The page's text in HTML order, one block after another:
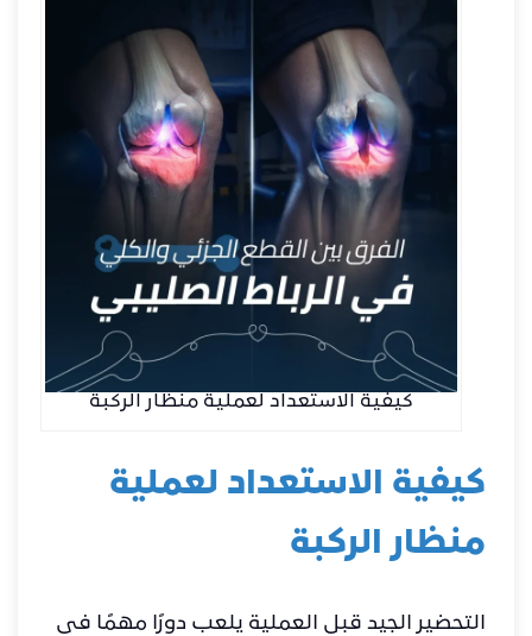
كيفية الاستعداد لعملية منظار الركبة
كيفية الاستعداد لعملية
منظار الركبة
التحضير الجيد قبل العملية يلعب دورًا مهمًا في